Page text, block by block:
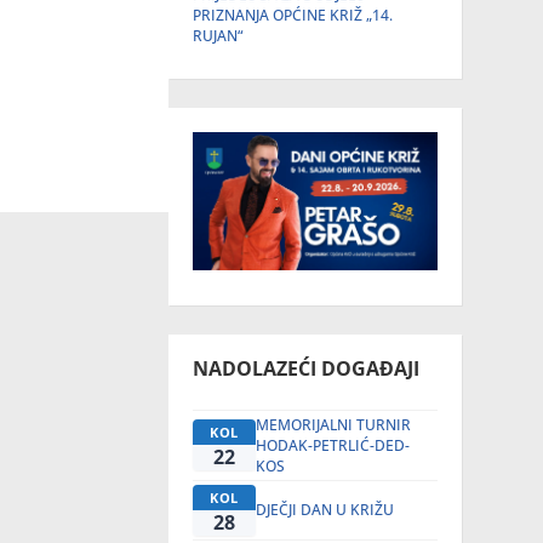
PRIZNANJA OPĆINE KRIŽ „14.
RUJAN“
NADOLAZEĆI DOGAĐAJI
KOL
22
MEMORIJALNI TURNIR
HODAK-PETRLIĆ-DED-
KOS
KOL
28 DJEČJI DAN U KRIŽU